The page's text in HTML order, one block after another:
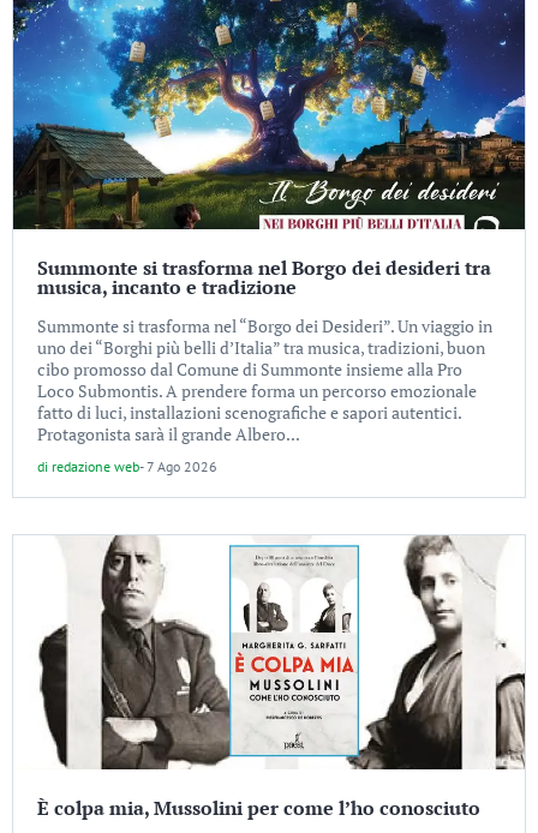
Summonte si trasforma nel Borgo dei desideri tra
musica, incanto e tradizione
Summonte si trasforma nel “Borgo dei Desideri”. Un viaggio in
uno dei “Borghi più belli d’Italia” tra musica, tradizioni, buon
cibo promosso dal Comune di Summonte insieme alla Pro
Loco Submontis. A prendere forma un percorso emozionale
fatto di luci, installazioni scenografiche e sapori autentici.
Protagonista sarà il grande Albero...
di redazione web-7 Ago 2026
È colpa mia, Mussolini per come l’ho conosciuto